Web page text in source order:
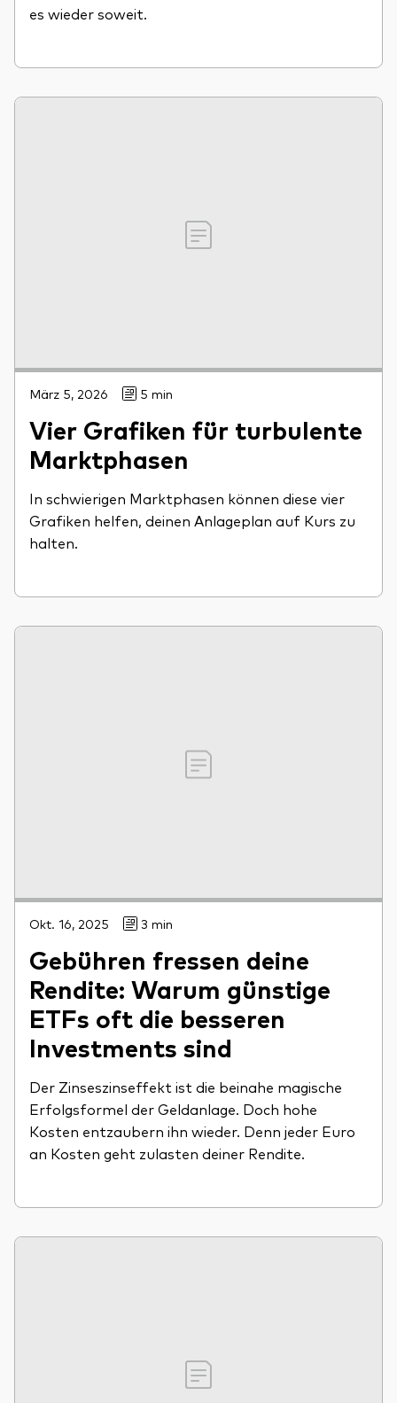
es wieder soweit.
März 5, 2026 5 min
Vier Grafiken für turbulente
Marktphasen
In schwierigen Marktphasen können diese vier
Grafiken helfen, deinen Anlageplan auf Kurs zu
halten.
Okt. 16, 2025 3 min
Gebühren fressen deine
Rendite: Warum günstige
ETFs oft die besseren
Investments sind
Der Zinseszinseffekt ist die beinahe magische
Erfolgsformel der Geldanlage. Doch hohe
Kosten entzaubern ihn wieder. Denn jeder Euro
an Kosten geht zulasten deiner Rendite.